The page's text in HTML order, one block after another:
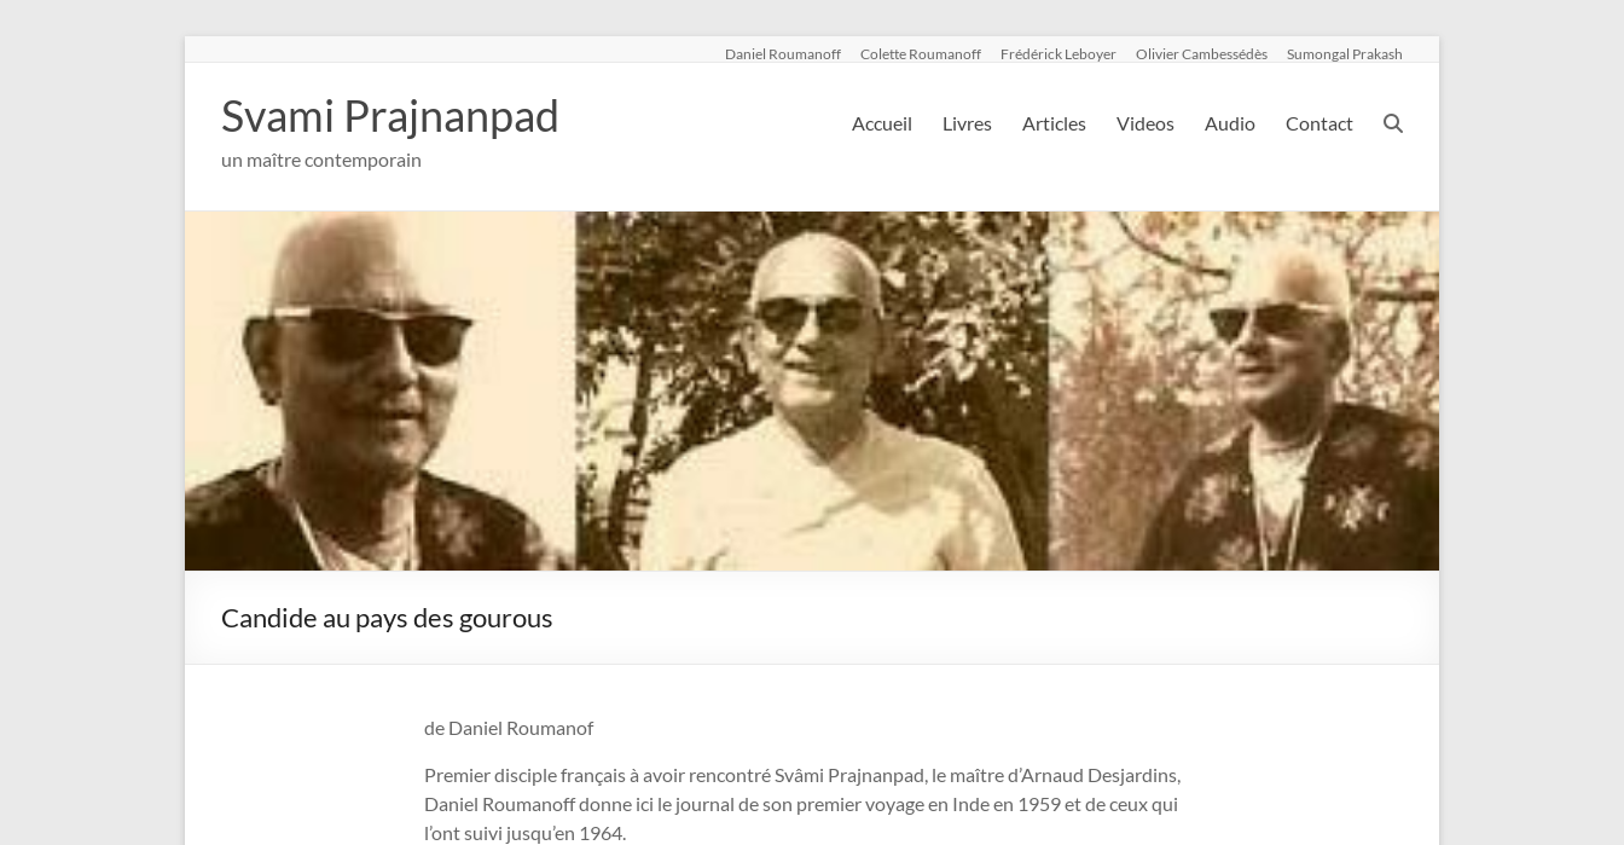
contenu
Daniel Roumanoff Colette Roumanoff Frédérick Leboyer Olivier Cambessédès Sumongal Prakash
Svami Prajnanpad
un maître contemporain
Accueil Livres Articles Videos Audio Contact
Candide au pays des gourous
de Daniel Roumanof
Premier disciple français à avoir rencontré Svâmi Prajnanpad, le maître d’Arnaud Desjardins,
Daniel Roumanoff donne ici le journal de son premier voyage en Inde en 1959 et de ceux qui
l’ont suivi jusqu’en 1964.